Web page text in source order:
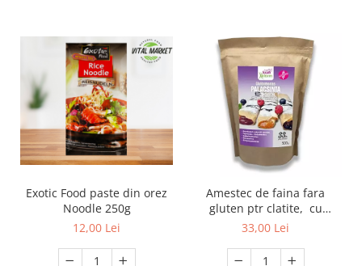
Exotic Food paste din orez
Noodle 250g
12,00 Lei
Amestec de faina fara
gluten ptr clatite, cu
indulcitor Szafi Reform
33,00 Lei